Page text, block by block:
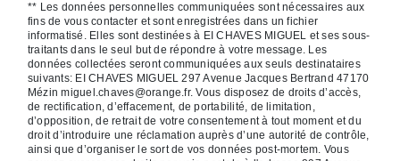
** Les données personnelles communiquées sont nécessaires aux
fins de vous contacter et sont enregistrées dans un fichier
informatisé. Elles sont destinées à EI CHAVES MIGUEL et ses sous-
traitants dans le seul but de répondre à votre message. Les
données collectées seront communiquées aux seuls destinataires
suivants: EI CHAVES MIGUEL 297 Avenue Jacques Bertrand 47170
Mézin miguel.chaves@orange.fr. Vous disposez de droits d’accès,
de rectification, d’effacement, de portabilité, de limitation,
d’opposition, de retrait de votre consentement à tout moment et du
droit d’introduire une réclamation auprès d’une autorité de contrôle,
ainsi que d’organiser le sort de vos données post-mortem. Vous